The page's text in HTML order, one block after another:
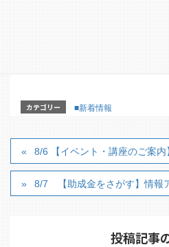
国際芸術祭BIWAKOビエンナ
ッフインターン生募集
カテゴリー ■新着情報
8/6 【イベント・講座のご案
8/7 【助成金をさがす】情報
投稿記事